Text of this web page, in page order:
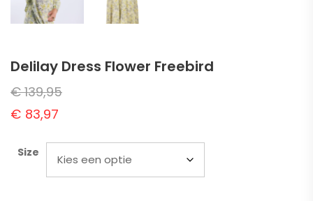
Delilay Dress Flower Freebird
€139,95
€ 83,97
Size